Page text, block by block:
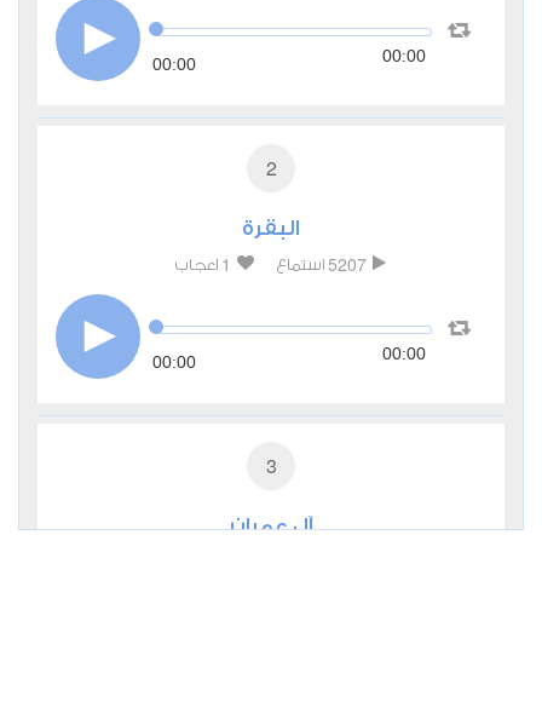
00:00 00:00
2
البقرة
5207 استماع 1 اعجاب
00:00 00:00
3
آل عمران